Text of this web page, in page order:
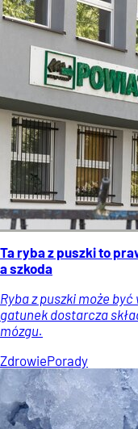
Ta ryba z puszki to
a szkoda
Ryba z puszki może
gatunek dostarcza
mózgu.
ZdrowiePorady